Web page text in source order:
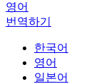
영어
번역하기
한국어
영어
일본어